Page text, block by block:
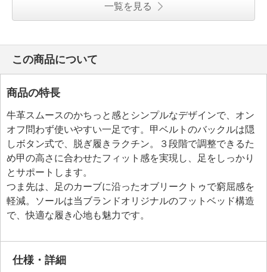
一覧を見る
この商品について
商品の特長
牛革スムースのかちっと感とシンプルなデザインで、オン
オフ問わず使いやすい一足です。甲ベルトのバックルは隠
しボタン式で、脱ぎ履きラクチン。３段階で調整できるた
め甲の高さに合わせたフィット感を実現し、足をしっかり
とサポートします。
つま先は、足のカーブに沿ったオブリークトゥで窮屈感を
軽減。ソールは当ブランドオリジナルのフットベッド構造
で、快適な履き心地も魅力です。
仕様・詳細